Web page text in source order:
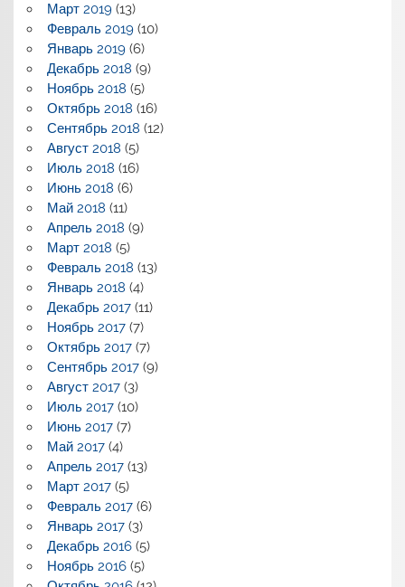
Март 2019(13)
Февраль 2019(10)
Январь 2019(6)
Декабрь 2018 (9)
Ноябрь 2018 (5)
Октябрь 2018 (16)
Сентябрь 2018 (12)
Август 2018 (5)
Июль 2018 (16)
Июнь 2018 (6)
Май 2018 (11)
Апрель 2018 (9)
Март 2018 (5)
Февраль 2018 (13)
Январь 2018 (4)
Декабрь 2017(11)
Ноябрь 2017(7)
Октябрь 2017(7)
Сентябрь 2017(9)
Август 2017(3)
Июль 2017(10)
Июнь 2017(7)
Май 2017(4)
Апрель 2017(13)
Март 2017(5)
Февраль 2017(6)
Январь 2017(3)
Декабрь 2016(5)
Ноябрь 2016(5)